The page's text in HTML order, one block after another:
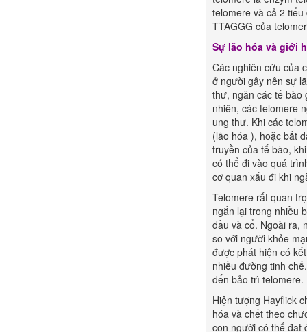
telomere và cả 2
TTAGGG của
Sự lão hóa và giới
Các nghiên cứu của
ở người gây nên sự
thư, ngăn các tế bào
nhiên, các telomere
ung thư. Khi các
(lão hóa ), hoặc bắt
truyền của tế bào,
có thể đi vào quá
cơ quan xấu đi khi
Telomere rất quan
ngắn lại trong nhiều
đầu và cổ. Ngoài ra,
so với người khỏe
được phát hiện có
nhiều đường tinh
đến bảo trì telomere.
Hiện tượng Hayflick
hóa và chết theo
con người có thể đạt